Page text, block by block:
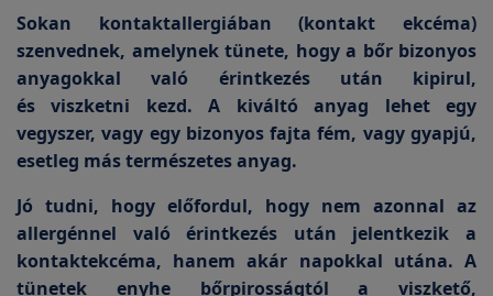
Sokan kontaktallergiában (kontakt ekcéma)
szenvednek, amelynek tünete, hogy a bőr bizonyos
anyagokkal való érintkezés után kipirul,
és viszketni kezd. A kiváltó anyag lehet egy
vegyszer, vagy egy bizonyos fajta fém, vagy gyapjú,
esetleg más természetes anyag.
Jó tudni, hogy előfordul, hogy nem azonnal az
allergénnel való érintkezés után jelentkezik a
kontaktekcéma, hanem akár napokkal utána. A
tünetek enyhe bőrpirosságtól a viszkető,